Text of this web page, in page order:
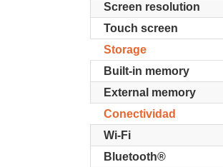
Screen resolution
Touch screen
Storage
Built-in memory
External memory
Conectividad
Wi-Fi
Bluetooth®